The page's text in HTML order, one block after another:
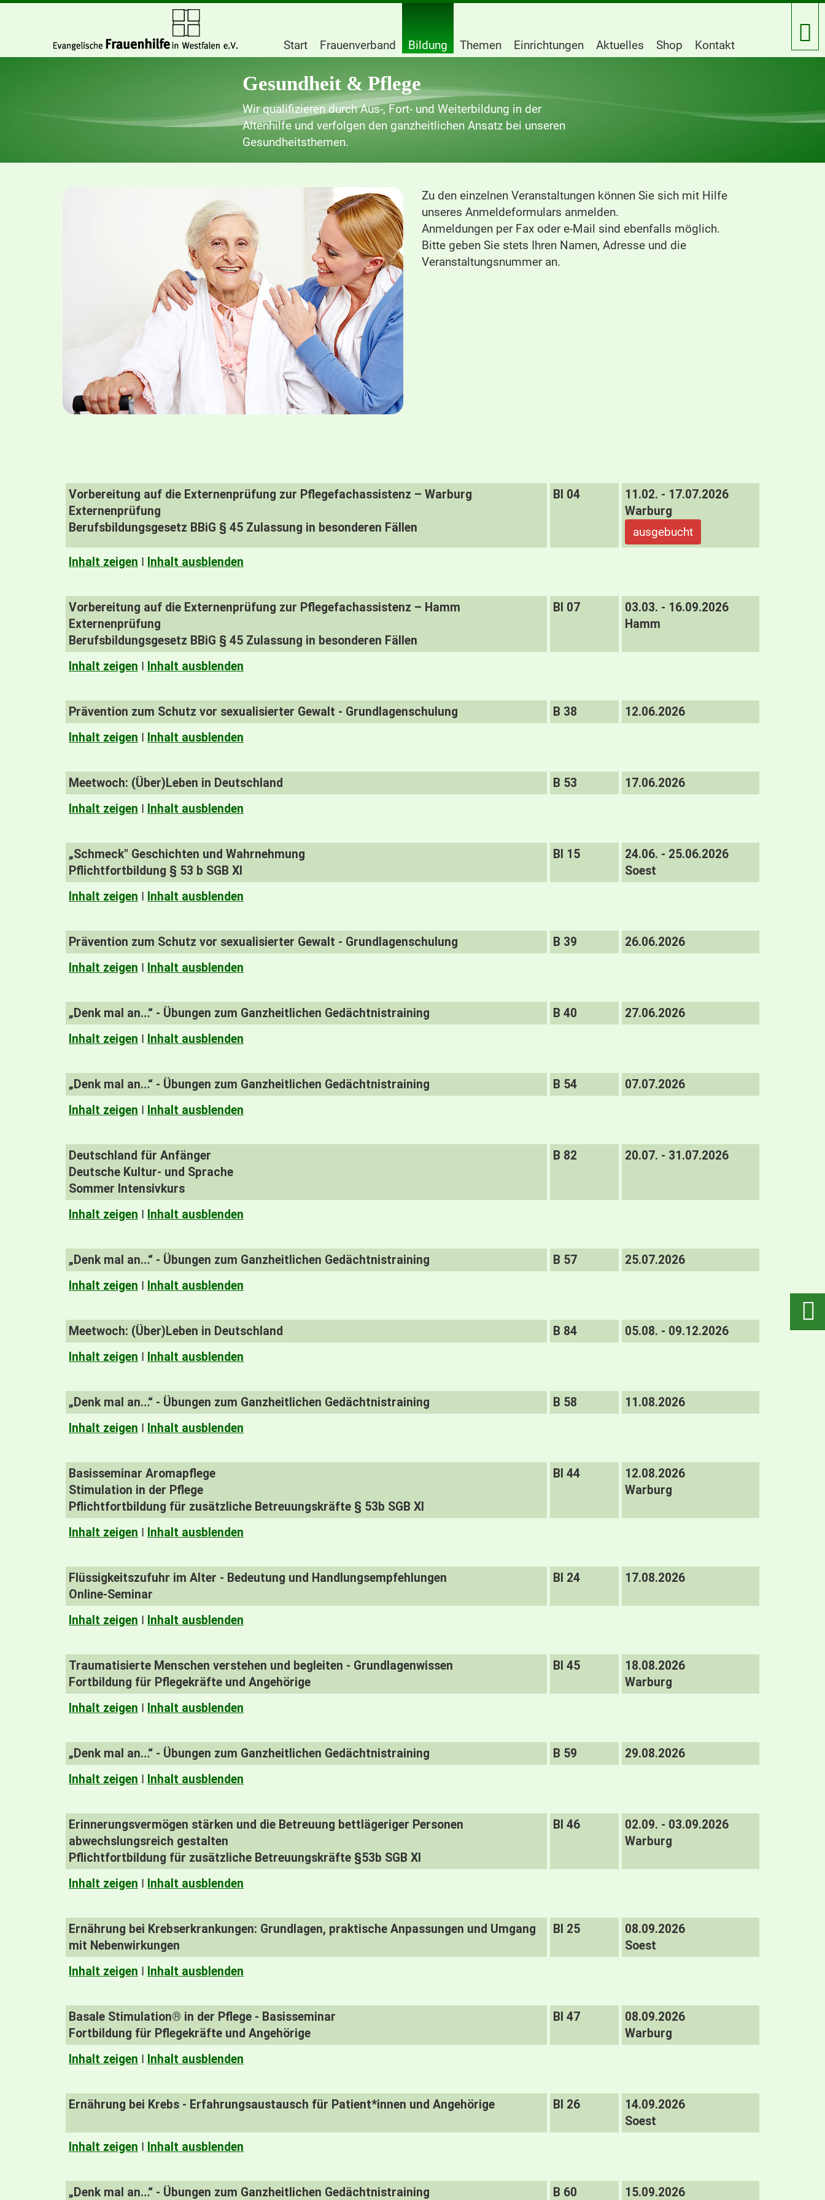
Start Frauenverband Bildung Themen Einrichtungen Aktuelles Shop Kontakt
Gesundheit & Pflege
Wir qualifizieren durch Aus-, Fort- und Weiterbildung in der
Altenhilfe und verfolgen den ganzheitlichen Ansatz bei unseren
Gesundheitsthemen.
Zu den einzelnen Veranstaltungen können Sie sich mit Hilfe
unseres Anmeldeformulars anmelden.
Anmeldungen per Fax oder e-Mail sind ebenfalls möglich.
Bitte geben Sie stets Ihren Namen, Adresse und die
Veranstaltungsnummer an.
Vorbereitung auf die Externenprüfung zur Pflegefachassistenz – Warburg
Externenprüfung
Berufsbildungsgesetz BBiG § 45 Zulassung in besonderen Fällen
BI 04
11.02. - 17.07.2026
Warburg
ausgebucht
Inhalt zeigen I Inhalt ausblenden
Vorbereitung auf die Externenprüfung zur Pflegefachassistenz – Hamm
Externenprüfung
Berufsbildungsgesetz BBiG § 45 Zulassung in besonderen Fällen
BI 07
03.03. - 16.09.2026
Hamm
Inhalt zeigen I Inhalt ausblenden
Prävention zum Schutz vor sexualisierter Gewalt - Grundlagenschulung B 38
12.06.2026
Inhalt zeigen I Inhalt ausblenden
Meetwoch: (Über)Leben in Deutschland B 53
17.06.2026
Inhalt zeigen I Inhalt ausblenden
„Schmeck" Geschichten und Wahrnehmung
Pflichtfortbildung § 53 b SGB XI
BI 15
24.06. - 25.06.2026
Soest
Inhalt zeigen I Inhalt ausblenden
Prävention zum Schutz vor sexualisierter Gewalt - Grundlagenschulung B 39
26.06.2026
Inhalt zeigen I Inhalt ausblenden
„Denk mal an…“ - Übungen zum Ganzheitlichen Gedächtnistraining B 40
27.06.2026
Inhalt zeigen I Inhalt ausblenden
„Denk mal an…“ - Übungen zum Ganzheitlichen Gedächtnistraining B 54
07.07.2026
Inhalt zeigen I Inhalt ausblenden
Deutschland für Anfänger
Deutsche Kultur- und Sprache
Sommer Intensivkurs
B 82 20.07. - 31.07.2026
Inhalt zeigen I Inhalt ausblenden
„Denk mal an…“ - Übungen zum Ganzheitlichen Gedächtnistraining B 57
25.07.2026
Inhalt zeigen I Inhalt ausblenden
Meetwoch: (Über)Leben in Deutschland B 84
05.08. - 09.12.2026
Inhalt zeigen I Inhalt ausblenden
„Denk mal an…“ - Übungen zum Ganzheitlichen Gedächtnistraining B 58
11.08.2026
Inhalt zeigen I Inhalt ausblenden
Basisseminar Aromapflege
Stimulation in der Pflege
Pflichtfortbildung für zusätzliche Betreuungskräfte § 53b SGB XI
BI 44
12.08.2026
Warburg
Inhalt zeigen I Inhalt ausblenden
Flüssigkeitszufuhr im Alter - Bedeutung und Handlungsempfehlungen
Online-Seminar
BI 24 17.08.2026
Inhalt zeigen I Inhalt ausblenden
Traumatisierte Menschen verstehen und begleiten - Grundlagenwissen
Fortbildung für Pflegekräfte und Angehörige
BI 45
18.08.2026
Warburg
Inhalt zeigen I Inhalt ausblenden
„Denk mal an…“ - Übungen zum Ganzheitlichen Gedächtnistraining B 59
29.08.2026
Inhalt zeigen I Inhalt ausblenden
Erinnerungsvermögen stärken und die Betreuung bettlägeriger Personen
abwechslungsreich gestalten
Pflichtfortbildung für zusätzliche Betreuungskräfte §53b SGB XI
BI 46
02.09. - 03.09.2026
Warburg
Inhalt zeigen I Inhalt ausblenden
Ernährung bei Krebserkrankungen: Grundlagen, praktische Anpassungen und Umgang
mit Nebenwirkungen
BI 25
08.09.2026
Soest
Inhalt zeigen I Inhalt ausblenden
Basale Stimulation® in der Pflege - Basisseminar
Fortbildung für Pflegekräfte und Angehörige
BI 47
08.09.2026
Warburg
Inhalt zeigen I Inhalt ausblenden
Ernährung bei Krebs - Erfahrungsaustausch für Patient*innen und Angehörige BI 26
14.09.2026
Soest
Inhalt zeigen I Inhalt ausblenden
„Denk mal an…“ - Übungen zum Ganzheitlichen Gedächtnistraining B 60 15.09.2026